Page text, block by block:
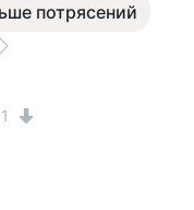
потрясений
1